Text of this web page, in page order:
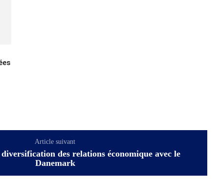
Article suivant
des relations économique avec le
Danemark